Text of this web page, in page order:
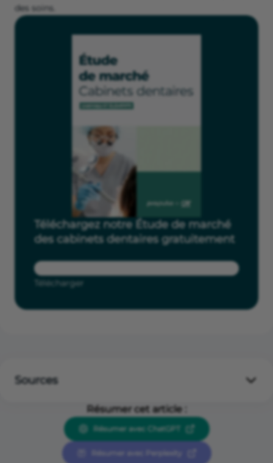
des soins.
Téléchargez notre Étude de marché
des cabinets dentaires gratuitement
Télécharger
Sources
Système National des Données de Santé (SNDS)
ASIP-Santé RPPS - traitements Drees - données au
Résumer cet article :
Résumer avec ChatGPT
Résumer avec Perplexity